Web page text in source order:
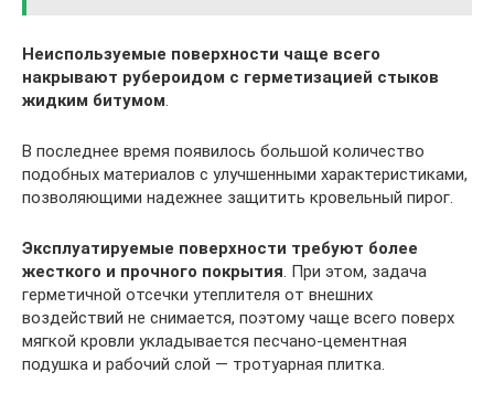
Неиспользуемые поверхности чаще всего
накрывают рубероидом с герметизацией стыков
жидким битумом.
В последнее время появилось большой количество
подобных материалов с улучшенными характеристиками,
позволяющими надежнее защитить кровельный пирог.
Эксплуатируемые поверхности требуют более
жесткого и прочного покрытия. При этом, задача
герметичной отсечки утеплителя от внешних
воздействий не снимается, поэтому чаще всего поверх
мягкой кровли укладывается песчано-цементная
подушка и рабочий слой — тротуарная плитка.